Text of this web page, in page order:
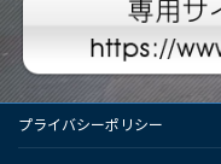
プライバシーポリシー